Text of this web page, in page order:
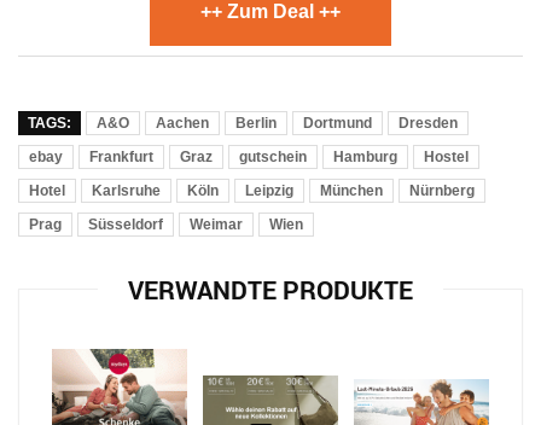
++ Zum Deal ++
TAGS: A&O Aachen Berlin Dortmund
Dresden
ebay
Frankfurt Graz gutschein Hamburg
Hostel
Hotel
Karlsruhe Köln Leipzig München
Nürnberg
Prag
Süsseldorf Weimar Wien
VERWANDTE PRODUKTE